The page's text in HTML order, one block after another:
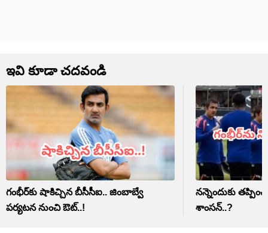
ఇవి కూడా చదవండి
గంభీర్‌కు షాకిచ్చిన బీసీసీఐ.. జింబాబ్వే
పర్యటన నుంచి ఔట్..!
నన్నెందుకు
శాంసన్..?